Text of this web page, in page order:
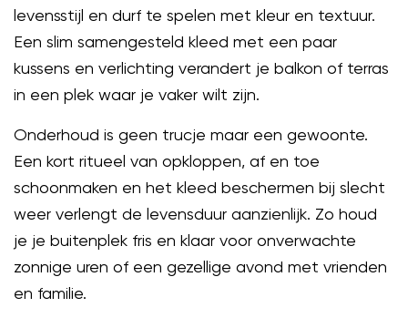
levensstijl en durf te spelen met kleur en textuur.
Een slim samengesteld kleed met een paar
kussens en verlichting verandert je balkon of terras
in een plek waar je vaker wilt zijn.
Onderhoud is geen trucje maar een gewoonte.
Een kort ritueel van opkloppen, af en toe
schoonmaken en het kleed beschermen bij slecht
weer verlengt de levensduur aanzienlijk. Zo houd
je je buitenplek fris en klaar voor onverwachte
zonnige uren of een gezellige avond met vrienden
en familie.